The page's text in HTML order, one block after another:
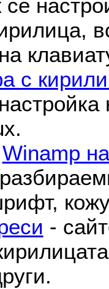
се
с
Winamp
-